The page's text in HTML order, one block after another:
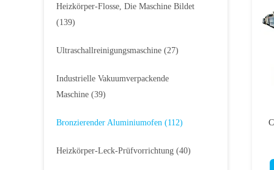
Heizkörper-Flosse, Die Maschine Bildet
(139)
Ultraschallreinigungsmaschine (27)
Industrielle Vakuumverpackende
Maschine (39)
Bronzierender Aluminiumofen (112)
Heizkörper-Leck-Prüfvorrichtung (40)